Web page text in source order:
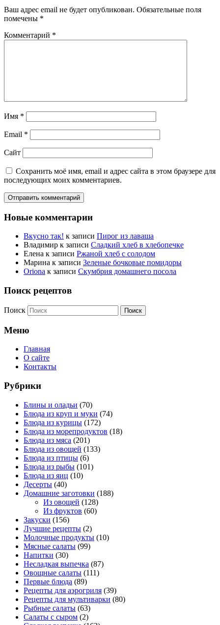
Ваш адрес email не будет опубликован. Обязательные поля
помечены *
Комментарий *
Имя *
Email *
Сайт
Сохранить моё имя, email и адрес сайта в этом браузере для
последующих моих комментариев.
Новые комментарии
Вкусно так! к записи Пирог из лаваша
Владимир к записи Сладкий хлеб в хлебопечке
Елена к записи Ржаной хлеб с солодом
Марина к записи Зеленые бочковые помидоры
Oriona к записи Скумбрия домашнего посола
Поиск рецептов
Поиск
Меню
Главная
О сайте
Контакты
Рубрики
Блины и оладьи (70)
Блюда из круп и муки (74)
Блюда из курицы (172)
Блюда из морепродуктов (18)
Блюда из мяса (201)
Блюда из овощей (133)
Блюда из птицы (6)
Блюда из рыбы (101)
Блюда из яиц (10)
Десерты (40)
Домашние заготовки (188)
Из овощей (128)
Из фруктов (60)
Закуски (156)
Лучшие рецепты (2)
Молочные продукты (10)
Мясные салаты (99)
Напитки (30)
Несладкая выпечка (87)
Овощные салаты (111)
Первые блюда (89)
Рецепты для аэрогриля (39)
Рецепты для мультиварки (80)
Рыбные салаты (63)
Салаты с сыром (2)